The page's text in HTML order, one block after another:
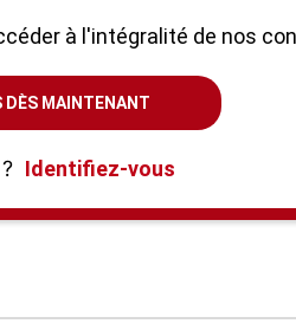
à l'intégralité de nos
DÈS MAINTENANT
? Identifiez-vous